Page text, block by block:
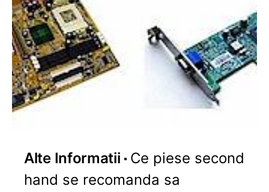
Alte Informatii
Ce piese second
hand se recomanda sa